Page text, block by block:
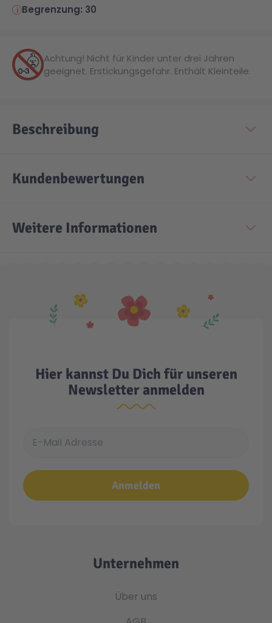
Begrenzung: 30
Achtung! Nicht für Kinder unter drei Jahren
geeignet. Erstickungsgefahr. Enthält Kleinteile.
Beschreibung
Kundenbewertungen
Weitere Informationen
Hier kannst Du Dich für unseren
Newsletter anmelden
Anmelden
Unternehmen
Über uns